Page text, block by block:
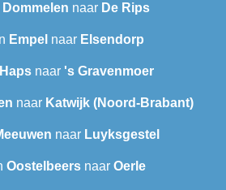
Dommelen naar De Rips
Empel naar Elsendorp
Hapsnaar 's Gravenmoer
naar Katwijk (Noord-Brabant)
naar Luyksgestel
Oostelbeers naar Oerle